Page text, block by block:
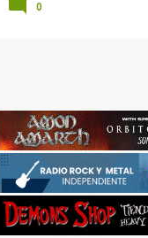
0